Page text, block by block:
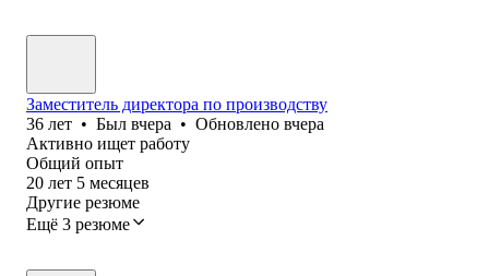
Заместитель директора по производству
36 лет • Был вчера • Обновлено вчера
Активно ищет работу
Общий опыт
20 лет 5 месяцев
Другие резюме
Ещё 3 резюме